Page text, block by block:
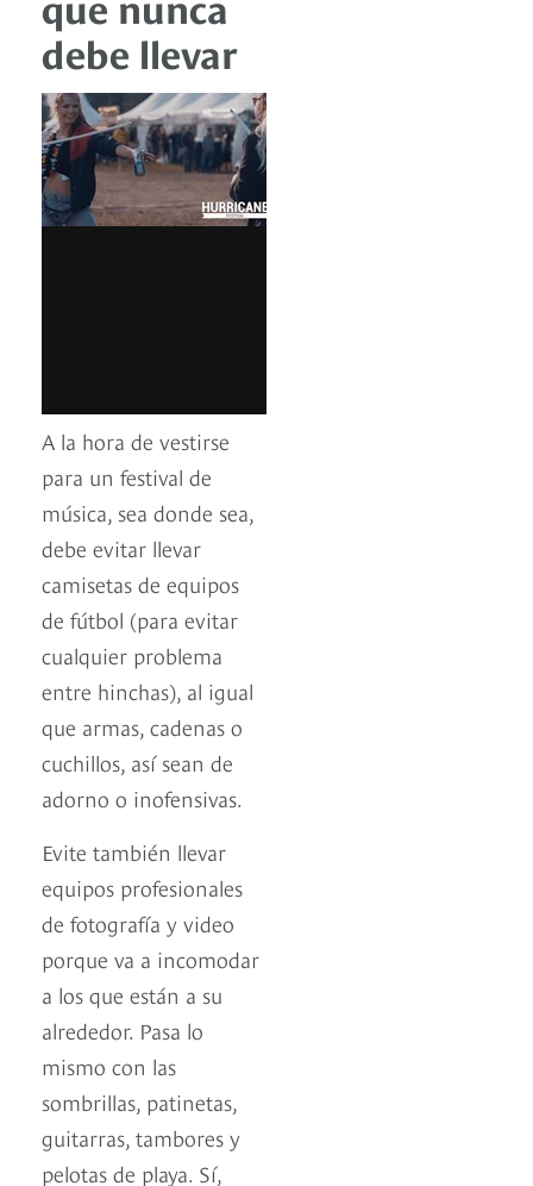
debe llevar
A la hora de vestirse
para un festival de
música, sea donde sea,
debe evitar llevar
camisetas de equipos
de fútbol (para evitar
cualquier problema
entre hinchas), al igual
que armas, cadenas o
cuchillos, así sean de
adorno o inofensivas.
Evite también llevar
equipos profesionales
de fotografía y video
porque va a incomodar
a los que están a su
alrededor. Pasa lo
mismo con las
sombrillas, patinetas,
guitarras, tambores y
pelotas de playa. Sí,